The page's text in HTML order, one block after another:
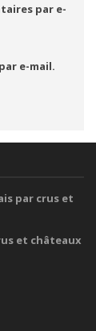
par e-
e-mail.
par crus et
et châteaux